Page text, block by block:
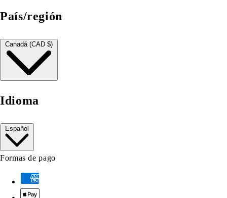
País/región
Canadá (CAD $)
Idioma
Español
Formas de pago